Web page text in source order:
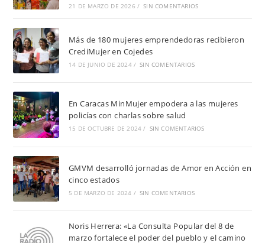
21 DE MARZO DE 2026 / SIN COMENTARIOS
Más de 180 mujeres emprendedoras recibieron
CrediMujer en Cojedes
14 DE JUNIO DE 2024 / SIN COMENTARIOS
En Caracas MinMujer empodera a las mujeres
policías con charlas sobre salud
15 DE OCTUBRE DE 2024 / SIN COMENTARIOS
GMVM desarrolló jornadas de Amor en Acción en
cinco estados
5 DE MARZO DE 2024 / SIN COMENTARIOS
Noris Herrera: «La Consulta Popular del 8 de
marzo fortalece el poder del pueblo y el camino